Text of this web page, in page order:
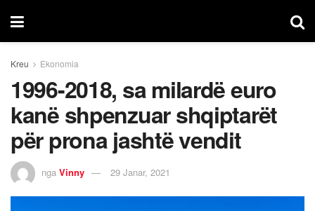
Kreu Ekonomia
1996-2018, sa milardë euro
kanë shpenzuar shqiptarët
për prona jashtë vendit
nga Vinny 29 Janar, 2021